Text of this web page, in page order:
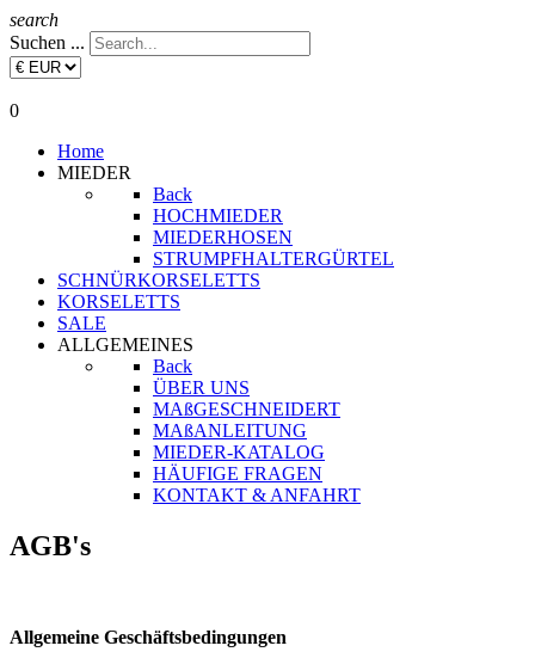
search
Suchen ...
0
Home
MIEDER
Back
HOCHMIEDER
MIEDERHOSEN
STRUMPFHALTERGÜRTEL
SCHNÜRKORSELETTS
KORSELETTS
SALE
ALLGEMEINES
Back
ÜBER UNS
MAßGESCHNEIDERT
MAßANLEITUNG
MIEDER-KATALOG
HÄUFIGE FRAGEN
KONTAKT & ANFAHRT
AGB's
Allgemeine Geschäftsbedingungen